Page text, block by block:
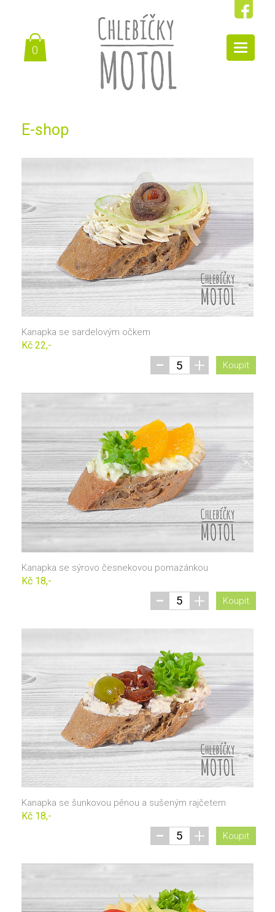
0
Toggle
E-shop
Kanapka se sardelovým očkem
Kč 22,-
- + Koupit
Kanapka se sýrovo česnekovou pomazánkou
Kč 18,-
- + Koupit
Kanapka se šunkovou pěnou a sušeným rajčetem
Kč 18,-
- + Koupit